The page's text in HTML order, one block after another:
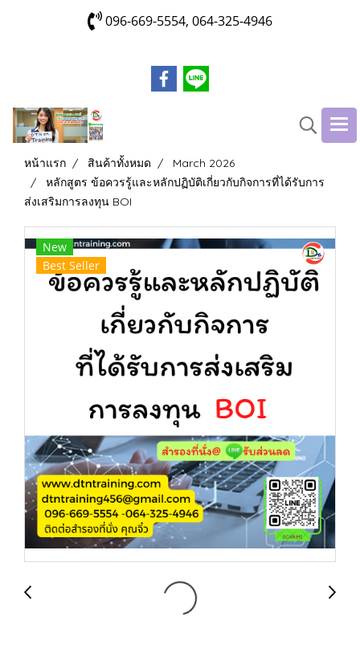
096-669-5554, 064-325-4946
หน้าแรก สินค้าทั้งหมด
March 2026
หลักสูตร ข้อควรรู้และหลักปฏิบัติเกี่ยวกับกิจการที่ได้รับการ
ส่งเสริมการลงทุน BOI
New
Best Seller